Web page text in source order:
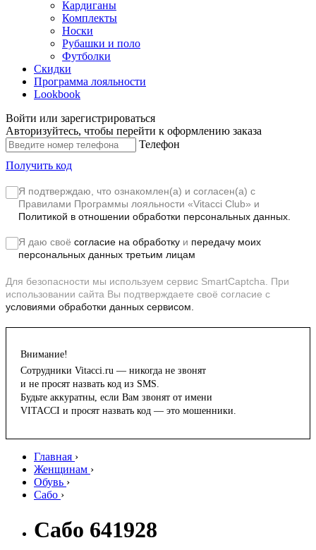
Кардиганы
Комплекты
Носки
Рубашки и поло
Футболки
Скидки
Программа лояльности
Lookbook
Войти или зарегистрироваться
Авторизуйтесь, чтобы перейти к оформлению заказа
Телефон
Получить код
Я подтверждаю, что ознакомлен(а) и согласен(а) с
Правилами Программы лояльности «Vitacci Club» и
Политикой в отношении обработки персональных данных.
Я даю своё согласие на обработку и передачу моих
персональных данных третьим лицам
Для безопасности мы используем сервис SmartCaptcha. При
использовании сайта Вы подтверждаете своё согласие с
условиями обработки данных сервисом.
Внимание!
Сотрудники Vitacci.ru — никогда не звонят
и не просят назвать код из SMS.
Будьте аккуратны, если Вам звонят от имени
VITACCI и просят назвать код — это мошенники.
Главная ›
Женщинам ›
Обувь ›
Сабо ›
Сабо 641928